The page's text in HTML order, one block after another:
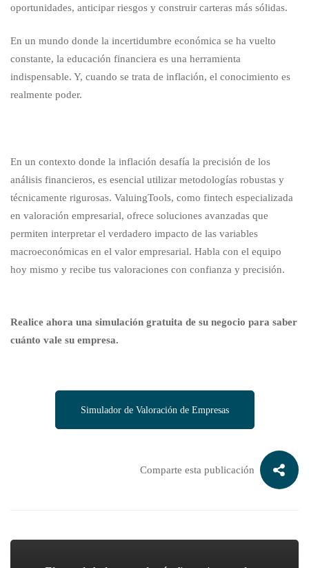
oportunidades, anticipar riesgos y construir carteras más sólidas.
En un mundo donde la incertidumbre económica se ha vuelto
constante, la educación financiera es una herramienta
indispensable. Y, cuando se trata de inflación, el conocimiento es
realmente poder.
En un contexto donde la inflación desafía la precisión de los
análisis financieros, es esencial utilizar metodologías robustas y
técnicamente rigurosas. ValuingTools, como fintech especializada
en valoración empresarial, ofrece soluciones avanzadas que
permiten interpretar el verdadero impacto de las variables
macroeconómicas en el valor empresarial. Habla con el equipo
hoy mismo y recibe tus valoraciones con confianza y precisión.
Realice ahora una simulación gratuita de su negocio para saber
cuánto vale su empresa.
Simulador de Valoración de Empresas
Comparte esta publicación